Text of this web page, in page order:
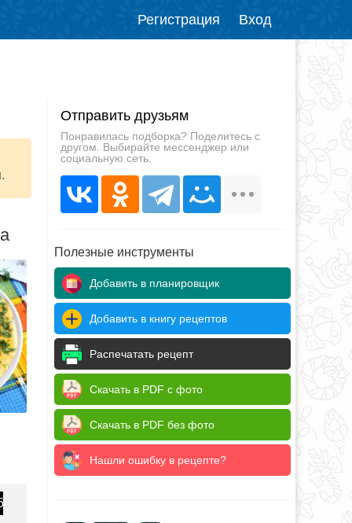
Регистрация Вход
Отправить друзьям
Понравилась подборка? Поделитесь с
другом. Выбирайте мессенджер или
социальную сеть.
Полезные инструменты
Добавить в планировщик
Добавить в книгу рецептов
Распечатать рецепт
Скачать в PDF с фото
Скачать в PDF без фото
Нашли ошибку в рецепте?